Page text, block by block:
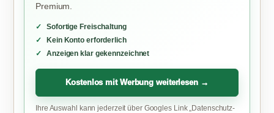
Premium.
Sofortige Freischaltung
Kein Konto erforderlich
Anzeigen klar gekennzeichnet
Kostenlos mit Werbung weiterlesen →
Ihre Auswahl kann jederzeit über Googles Link „Datenschutz-